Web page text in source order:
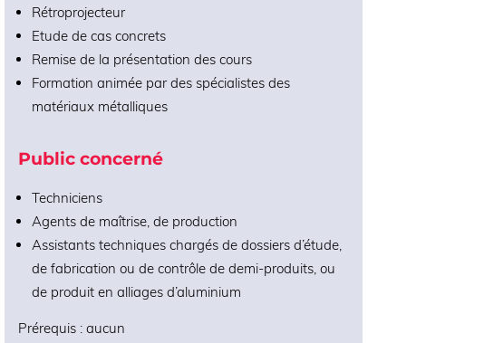
Rétroprojecteur
Etude de cas concrets
Remise de la présentation des cours
Formation animée par des spécialistes des
matériaux métalliques
Public concerné
Techniciens
Agents de maîtrise, de production
Assistants techniques chargés de dossiers d’étude,
de fabrication ou de contrôle de demi-produits, ou
de produit en alliages d’aluminium
Prérequis : aucun